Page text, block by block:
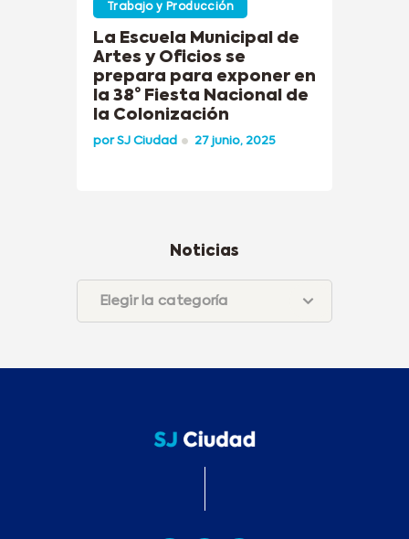
Trabajo y Producción
La Escuela Municipal de
Artes y Oficios se
prepara para exponer en
la 38° Fiesta Nacional de
la Colonización
porSJ Ciudad 27 junio, 2025
Noticias